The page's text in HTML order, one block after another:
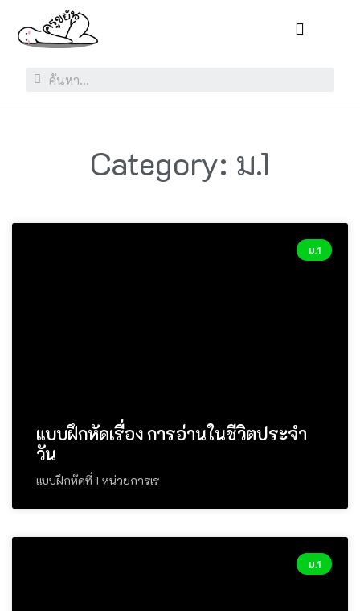
Category: ม.1
ม.1
แบบฝึกหัดเรื่อง การอ่านในชีวิตประจำ
วัน
แบบฝึกหัดที่ 1 หน่วยการเร
ม.1